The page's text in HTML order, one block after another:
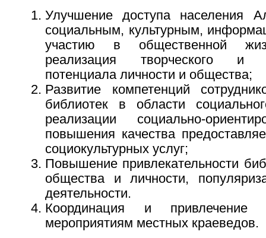
Улучшение доступа населения
социальным, культурным,
участию в общественной
реализация творческого и
потенциала личности и общества;
Развитие компетенций
библиотек в области
реализации социально-
повышения качества
социокультурных услуг;
Повышение привлекательности
общества и личности,
деятельности.
Координация и привлечение
мероприятиям местных краеведов.